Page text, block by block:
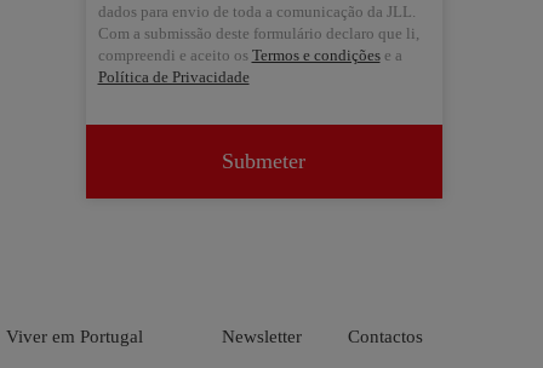
dados para envio de toda a comunicação da JLL.
Com a submissão deste formulário declaro que li,
compreendi e aceito os Termos e condiçõese a
Política de Privacidade
Submeter
Newsletter Contactos
Viver em Portugal